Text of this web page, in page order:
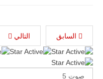
السابق
التالي
تقييم
المستخدم:5
/